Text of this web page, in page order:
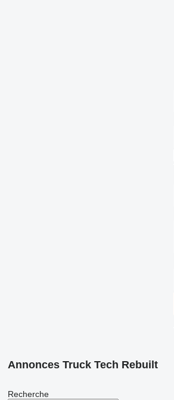
Annonces Truck Tech Rebuilt
Recherche